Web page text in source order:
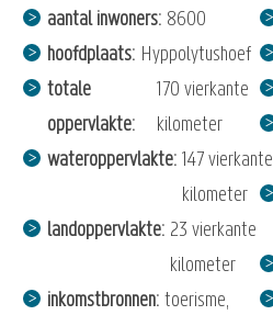
aantal inwoners 8600
hoofdplaats Hyppolytushoef
totale
oppervlakte
170 vierkante
kilometer
wateroppervlakte 147 vierkante
kilometer
landoppervlakte 23 vierkante
kilometer
inkomstbronnen toerisme,